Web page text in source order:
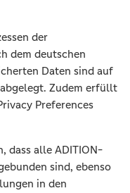
der
dem deutschen
Daten sind auf
Zudem erfüllt
Preferences
dass alle ADITION-
sind, ebenso
in den